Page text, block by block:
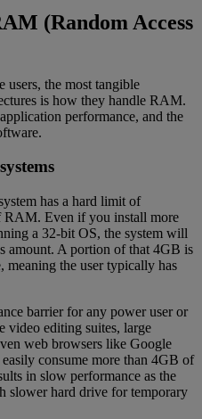
(Random Access
users, the most tangible
is how they handle RAM.
performance, and the
has a hard limit of
RAM. Even if you install more
a 32-bit OS, the system will
amount. A portion of that 4GB is
meaning the user typically has
barrier for any power user or
video editing suites, large
web browsers like Google
consume more than 4GB of
in slow performance as the
slower hard drive for temporary